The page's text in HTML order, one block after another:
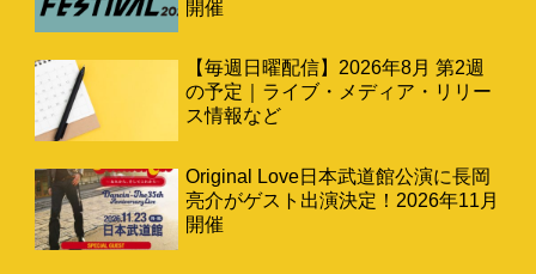
開催
【毎週日曜配信】2026年8月 第2週
の予定｜ライブ・メディア・リリー
ス情報など
Original Love日本武道館公演に長岡
亮介がゲスト出演決定！2026年11月
開催